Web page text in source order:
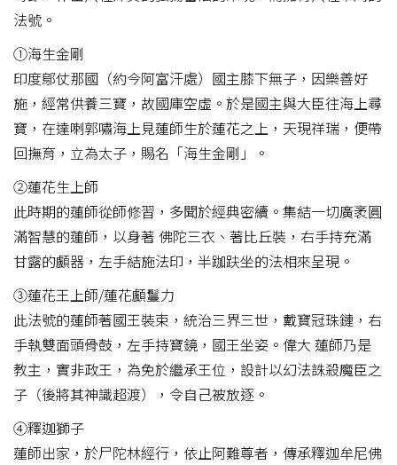
法號。
①海生金剛
印度鄔仗那國（約今阿富汗處）國主膝下無子，因樂善好
施，經常供養三寶，故國庫空虛。於是國主與大臣往海上尋
寶，在達喇郭嘯海上見蓮師生於蓮花之上，天現祥瑞，便帶
回撫育，立為太子，賜名「海生金剛」。
②蓮花生上師
此時期的蓮師從師修習，多聞於經典密續。集結一切廣袤圓
滿智慧的蓮師，以身著 佛陀三衣、著比丘裝，右手持充滿
甘露的顱器，左手結施法印，半跏趺坐的法相來呈現。
③蓮花王上師/蓮花顱鬘力
此法號的蓮師著國王裝束，統治三界三世，戴寶冠珠鏈，右
手執雙面頭骨鼓，左手持寶鏡，國王坐姿。偉大 蓮師乃是
教主，實非政王，為免於繼承王位，設計以幻法誅殺魔臣之
子（後將其神識超渡），令自己被放逐。
④釋迦獅子
蓮師出家，於尸陀林經行，依止阿難尊者，傳承釋迦牟尼佛